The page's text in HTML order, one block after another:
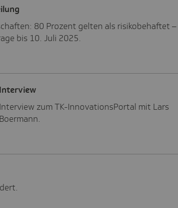
80 Prozent gelten als risikobehaftet –
bis 10. Juli 2025.
Inter­view
Interview zum TK-InnovationsPortal mit Lars
Boermann.